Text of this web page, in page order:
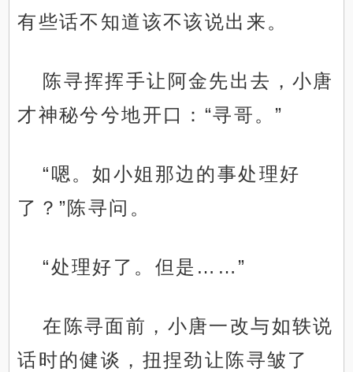
有些话不知道该不该说出来。
陈寻挥挥手让阿金先出去，小唐
才神秘兮兮地开口：“寻哥。”
“嗯。如小姐那边的事处理好
了？”陈寻问。
“处理好了。但是……”
在陈寻面前，小唐一改与如轶说
话时的健谈，扭捏劲让陈寻皱了